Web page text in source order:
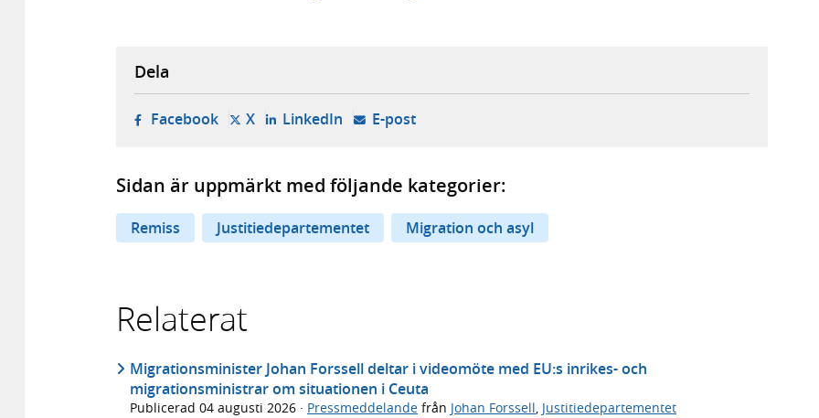
Dela
Facebook- öppnas i ny flik, extern webbplats,
X- öppnas i ny flik, extern webbplats,
LinkedIn- öppnas i ny flik, extern webbplats,
E-post- öppnar din e-postklient,
Sidan är uppmärkt med följande kategorier:
Remiss Justitiedepartementet Migration och asyl
Relaterat
Migrationsminister Johan Forssell deltar i videomöte med EU:s inrikes- och
migrationsministrar om situationen i Ceuta
Publicerad 04 augusti 2026 · Pressmeddelande från Johan Forssell, Justitiedepartementet